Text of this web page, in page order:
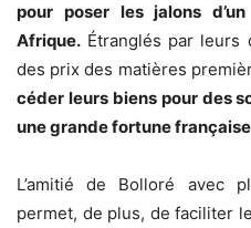
pour poser les jalons
Afrique. Étranglés par leurs
des prix des matières
céder leurs biens pour des
une grande fortune
L’amitié de Bolloré avec
permet, de plus, de faciliter